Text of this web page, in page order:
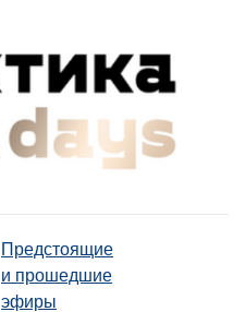
Предстоящие
и прошедшие
эфиры